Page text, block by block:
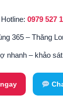
Hotline: 0979 527
365 – Thăng
nhanh – khảo